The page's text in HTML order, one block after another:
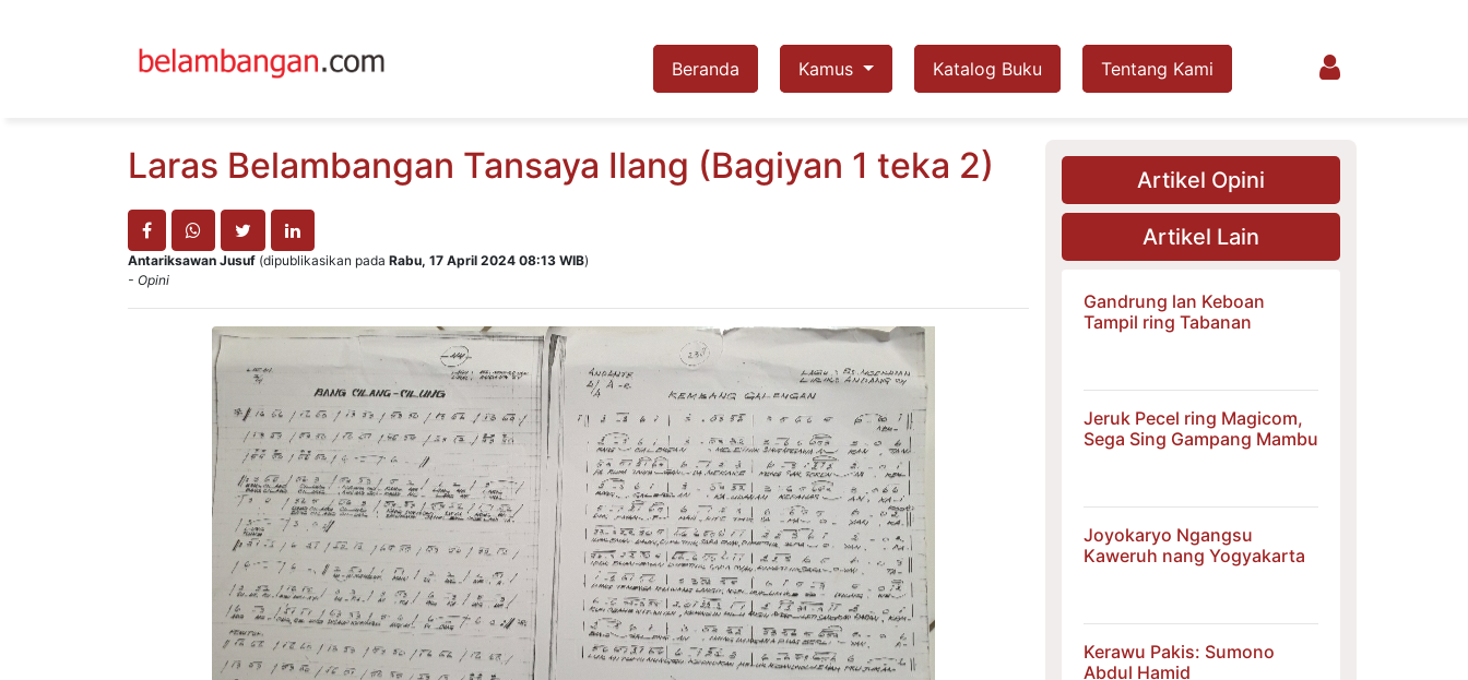
Beranda Kamus Katalog Buku Tentang Kami
Laras Belambangan Tansaya Ilang (Bagiyan 1 teka 2)
Antariksawan Jusuf (dipublikasikan pada Rabu, 17 April 2024 08:13 WIB)
- Opini
Artikel Opini
Artikel Lain
Gandrung lan Keboan
Tampil ring Tabanan
Jeruk Pecel ring Magicom,
Sega Sing Gampang Mambu
Joyokaryo Ngangsu
Kaweruh nang Yogyakarta
Kerawu Pakis: Sumono
Abdul Hamid